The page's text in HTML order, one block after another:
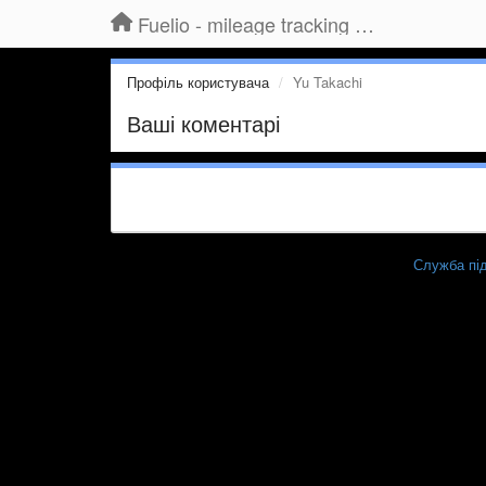
Fuelio - mileage tracking app for Android
Профіль користувача Yu Takachi
Ваші коментарі
Служба